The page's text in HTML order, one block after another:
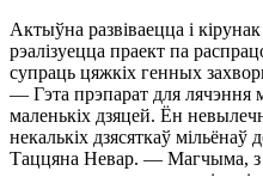
Актыўна развіваецца і
рэалізуецца праект па
супраць цяжкіх генных
— Гэта прэпарат для лячэння
маленькіх дзяцей. Ён
некалькіх дзясяткаў мільёнаў
Таццяна Невар. — Магчыма, з